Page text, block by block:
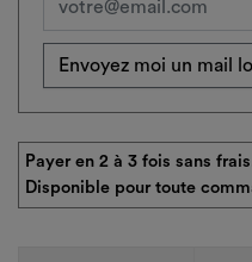
Envoyez moi un mail
Payer en 2 à 3 fois sans
Disponible pour toute